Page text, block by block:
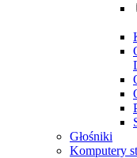
Głośniki
Komputery